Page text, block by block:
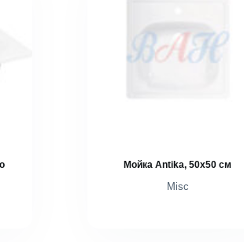
Мойка Antika, 50х50 см
Misc